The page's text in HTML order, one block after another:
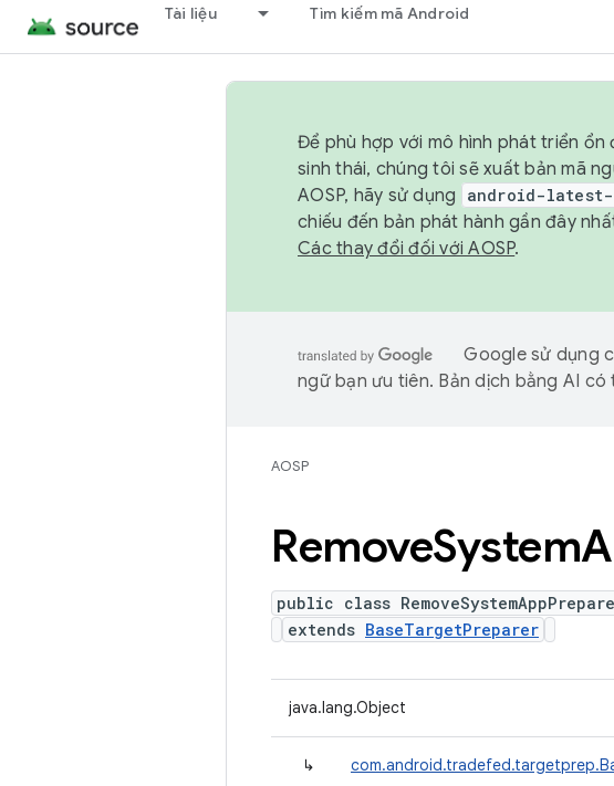
Tài liệu Tìm kiếm mã Android
Để phù hợp với mô hình phát triển ổn
sinh thái, chúng tôi sẽ xuất bản mã
AOSP, hãy sử dụng
android-latest-
chiếu đến bản phát hành gần đây
Các thay đổi đối với AOSP.
Google sử dụng
ngữ bạn ưu tiên. Bản dịch bằng AI có
AOSP
RemoveSystem
public class
extends BaseTargetPreparer
java.lang.Object
↳